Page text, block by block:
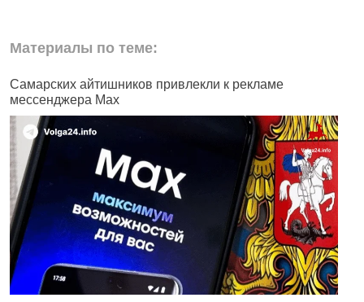
Материалы по теме:
Самарских айтишников привлекли к рекламе
мессенджера Max